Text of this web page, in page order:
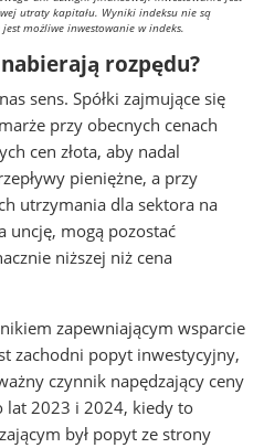
utraty kapitału. Wyniki indeksu nie są
możliwe inwestowanie w indeks.
rozpędu?
sens. Spółki zajmujące się
przy obecnych cenach
cen złota, aby nadal
pieniężne, a przy
utrzymania dla sektora na
uncję, mogą pozostać
niższej niż cena
zapewniającym wsparcie
zachodni popyt inwestycyjny,
czynnik napędzający ceny
lat 2023 i 2024, kiedy to
był popyt ze strony